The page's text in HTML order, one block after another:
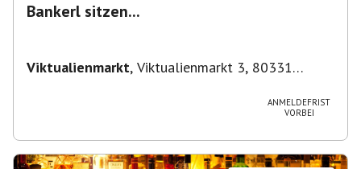
Bankerl sitzen...
Viktualienmarkt, Viktualienmarkt 3, 80331
ANMELDEFRIST
VORBEI